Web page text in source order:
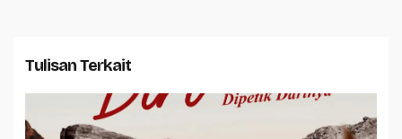
Tulisan Terkait